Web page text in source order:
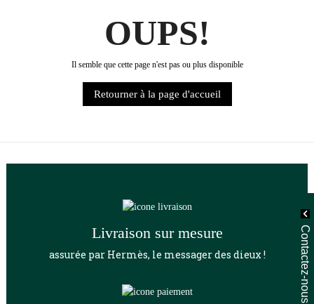
OUPS!
Il semble que cette page n'est pas ou plus disponible
Retourner à la page d'accueil
Livraison sur mesure
assurée par Hermès, le messager des dieux ! Contactez-nous